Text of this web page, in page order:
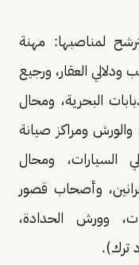
لمناصبها: مهنة
ودلالي العقار، ورجيع
البحرية، ومحال
ومراكز صيانة
السيارات، ومحال
وأصحاب قصور
وورش الحدادة،
ترك).